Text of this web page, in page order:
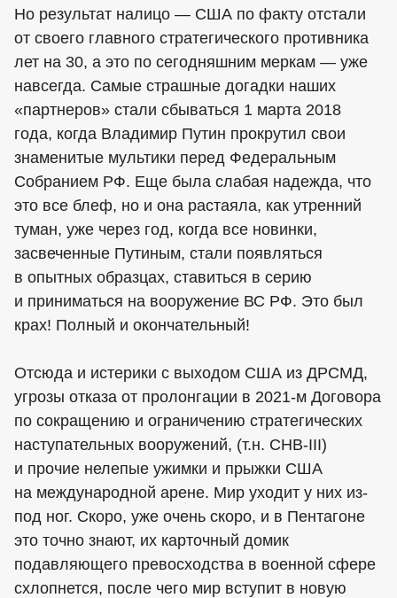
Но результат налицо — США по факту отстали
от своего главного стратегического противника
лет на 30, а это по сегодняшним меркам — уже
навсегда. Самые страшные догадки наших
«партнеров» стали сбываться 1 марта 2018
года, когда Владимир Путин прокрутил свои
знаменитые мультики перед Федеральным
Собранием РФ. Еще была слабая надежда, что
это все блеф, но и она растаяла, как утренний
туман, уже через год, когда все новинки,
засвеченные Путиным, стали появляться
в опытных образцах, ставиться в серию
и приниматься на вооружение ВС РФ. Это был
крах! Полный и окончательный!
Отсюда и истерики с выходом США из ДРСМД,
угрозы отказа от пролонгации в 2021-м Договора
по сокращению и ограничению стратегических
наступательных вооружений, (т.н. СНВ-III)
и прочие нелепые ужимки и прыжки США
на международной арене. Мир уходит у них из-
под ног. Скоро, уже очень скоро, и в Пентагоне
это точно знают, их карточный домик
подавляющего превосходства в военной сфере
схлопнется, после чего мир вступит в новую